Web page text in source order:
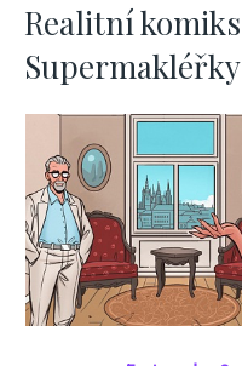
Realitní komiks
Supermakléřky